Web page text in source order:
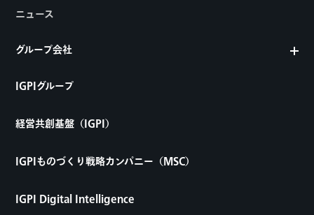
ニュース
グループ会社
IGPIグループ
経営共創基盤（IGPI）
IGPIものづくり戦略カンパニー（MSC）
IGPI Digital Intelligence